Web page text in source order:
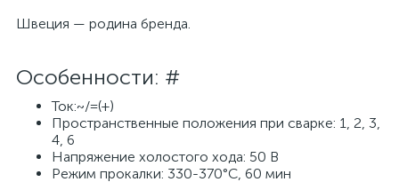
Швеция — родина бренда.
Особенности: #
Ток:~/=(+)
Пространственные положения при сварке: 1, 2, 3,
4, 6
Напряжение холостого хода: 50 В
Режим прокалки: 330-370°С, 60 мин